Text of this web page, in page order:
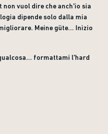
vuol dire che anch'io sia
dipende solo dalla mia
Meine güte... Inizio
formattami l'hard